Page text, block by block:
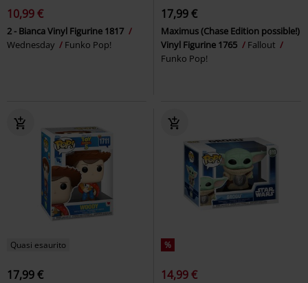
10,99 €
2 - Bianca Vinyl Figurine 1817
Wednesday
Funko Pop!
17,99 €
Maximus (Chase Edition possible!)
Vinyl Figurine 1765
Fallout
Funko Pop!
Quasi esaurito
17,99 €
%
14,99 €